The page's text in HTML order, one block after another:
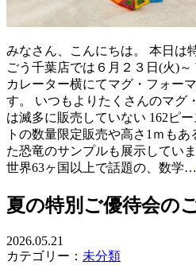
みなさん、こんにちは。 本日は
ごう千葉店では６月２３日(火)
カレーター横にてマグ・フォー
す。 いつもよりたくさんのマグ
は滅多に販売していない 162ピ
トの数量限定販売や高さ1ｍも
た恐竜のサンプルも展示してい
世界63ヶ国以上で話題の、数学…
夏の特別ご優待会の
2026.05.21
カテゴリー： 未分類